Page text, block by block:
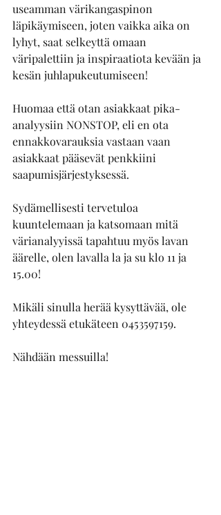
useamman värikangaspinon
läpikäymiseen, joten vaikka aika on
lyhyt, saat selkeyttä omaan
väripalettiin ja inspiraatiota kevään ja
kesän juhlapukeutumiseen!
Huomaa että otan asiakkaat pika-
analyysiin NONSTOP, eli en ota
ennakkovarauksia vastaan vaan
asiakkaat pääsevät penkkiini
saapumisjärjestyksessä.
Sydämellisesti tervetuloa
kuuntelemaan ja katsomaan mitä
värianalyyissä tapahtuu myös lavan
äärelle, olen lavalla la ja su klo 11 ja
15.00!
Mikäli sinulla herää kysyttävää, ole
yhteydessä etukäteen 0453597159.
Nähdään messuilla!